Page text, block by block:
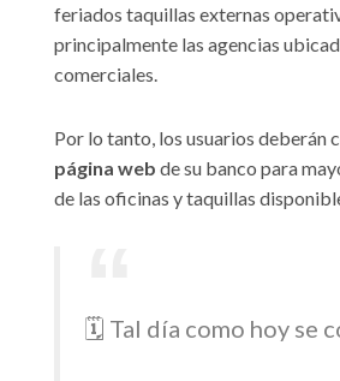
feriados taquillas externas
principalmente las agencias
comerciales.
Por lo tanto, los usuarios deberán
página web de su banco para
de las oficinas y taquillas
🗓️ Tal día como hoy se